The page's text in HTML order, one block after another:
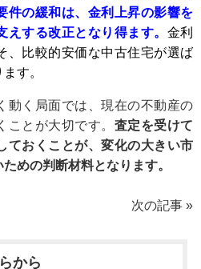
件の緩和は、金利上昇の影響を
えする改正となり得ます。 金利
、比較的安価な中古住宅が選ば
す。
動く局面では、現在の不動産の
とが大切です。 査定を受けて
ておくことが、変化の大きい市
めの判断材料となります。
次の記事 »
から